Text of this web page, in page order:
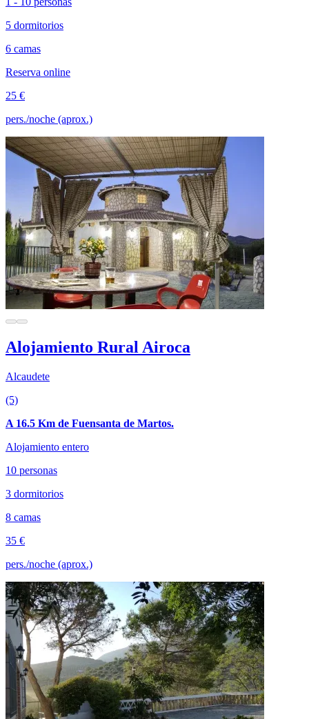
5 dormitorios
6 camas
Reserva online
25 €
pers./noche (aprox.)
Alojamiento Rural Airoca
Alcaudete
(5)
A 16.5 Km de Fuensanta de Martos.
Alojamiento entero
10 personas
3 dormitorios
8 camas
35 €
pers./noche (aprox.)